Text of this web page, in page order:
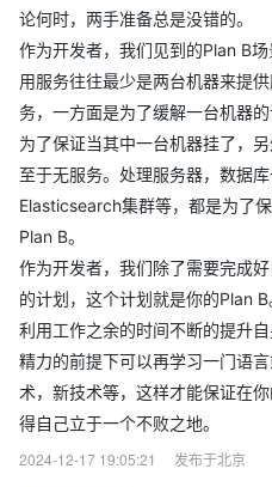
论何时，两手准备总是没错的。
作为开发者，我们见到的Plan B
用服务往往最少是两台机器来提
务，一方面是为了缓解一台机器
为了保证当其中一台机器挂了，
至于无服务。处理服务器，数据库
Elasticsearch集群等，都是为了
Plan B。
作为开发者，我们除了需要完成
的计划，这个计划就是你的Plan
利用工作之余的时间不断的提升
精力的前提下可以再学习一门语
术，新技术等，这样才能保证在
得自己立于一个不败之地。
2024-12-17 19:05:21
发布于北京